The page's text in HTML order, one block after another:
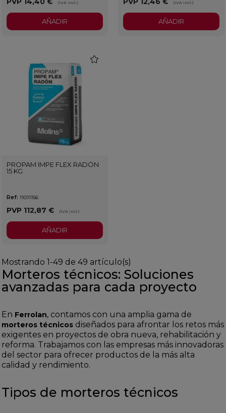
(IVA incl.)
AÑADIR
(IVA incl.)
AÑADIR
PROPAM IMPE FLEX RADÓN
15 KG
Ref: 11011156
PVP 112,87 € (IVA incl.)
AÑADIR
Mostrando 1-49 de 49 artículo(s)
Morteros técnicos: Soluciones
avanzadas para cada proyecto
En Ferrolan, contamos con una amplia gama de
morteros técnicos diseñados para afrontar los retos más
exigentes en proyectos de obra nueva, rehabilitación y
reforma. Trabajamos con las empresas más innovadoras
del sector para ofrecer productos de la más alta
calidad y rendimiento.
Tipos de morteros técnicos